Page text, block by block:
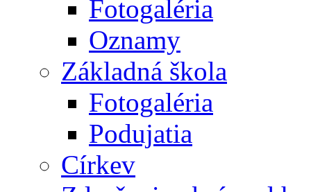
Fotogaléria
Oznamy
Základná škola
Fotogaléria
Podujatia
Církev